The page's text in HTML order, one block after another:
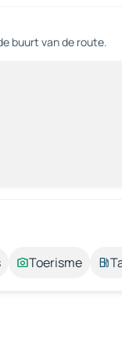
buurt van de route.
Toerisme